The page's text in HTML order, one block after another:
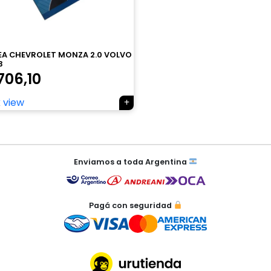
CHEVROLET MONZA 2.0 VOLVO
view
Enviamos a toda Argentina
Pagá con seguridad